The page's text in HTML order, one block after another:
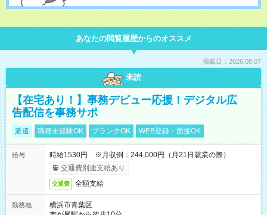
あなたの閲覧履歴からのオススメ
掲載日：2026.08.07
未読
【在宅あり！】事務デビュー応援！デジタル広
告配信を事務サポ
派遣 職種未経験OK ブランクOK WEB登録・面接OK
給与
時給1530円 ※月収例：244,000円（月21日就業の際）
交通費別途支給あり
交通費 全額支給
勤務地
横浜市青葉区